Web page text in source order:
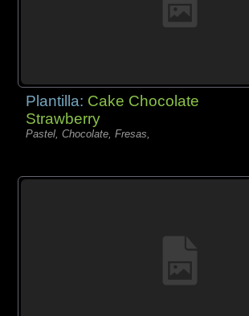
Plantilla: Cake Chocolate
Strawberry
Pastel, Chocolate, Fresas,